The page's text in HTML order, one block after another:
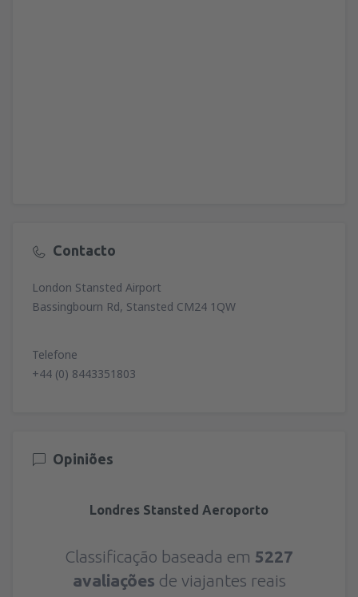
Contacto
London Stansted Airport
Bassingbourn Rd, Stansted CM24 1QW
Telefone
+44 (0) 8443351803
Opiniões
Londres Stansted Aeroporto
Classificação baseada em 5227
avaliações de viajantes reais